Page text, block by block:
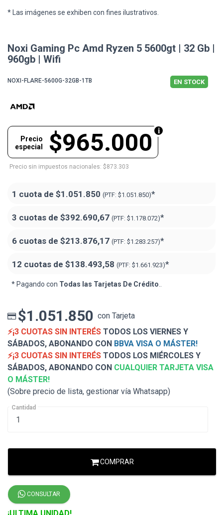
* Las imágenes se exhiben con fines ilustrativos.
Noxi Gaming Pc Amd Ryzen 5 5600gt | 32 Gb |
960gb | Wifi
NOXI-FLARE-5600G-32GB-1TB EN STOCK
$965.000
Precio
especial
Precio sin impuestos nacionales: $873.303
1 cuota de $1.051.850 (PTF: $1.051.850)*
3 cuotas de $392.690,67 (PTF: $1.178.072)*
6 cuotas de $213.876,17 (PTF: $1.283.257)*
12 cuotas de $138.493,58 (PTF: $1.661.923)*
* Pagando con Todas las Tarjetas De Crédito
$1.051.850 con Tarjeta
⚡¡3 CUOTAS SIN INTERÉS TODOS LOS VIERNES Y
SÁBADOS, ABONANDO CON BBVA VISA O MÁSTER!
⚡¡3 CUOTAS SIN INTERÉS TODOS LOS MIÉRCOLES Y
SÁBADOS, ABONANDO CON CUALQUIER TARJETA VISA
O MÁSTER!
(Sobre precio de lista, gestionar vía Whatsapp)
Cantidad
COMPRAR
CONSULTAR